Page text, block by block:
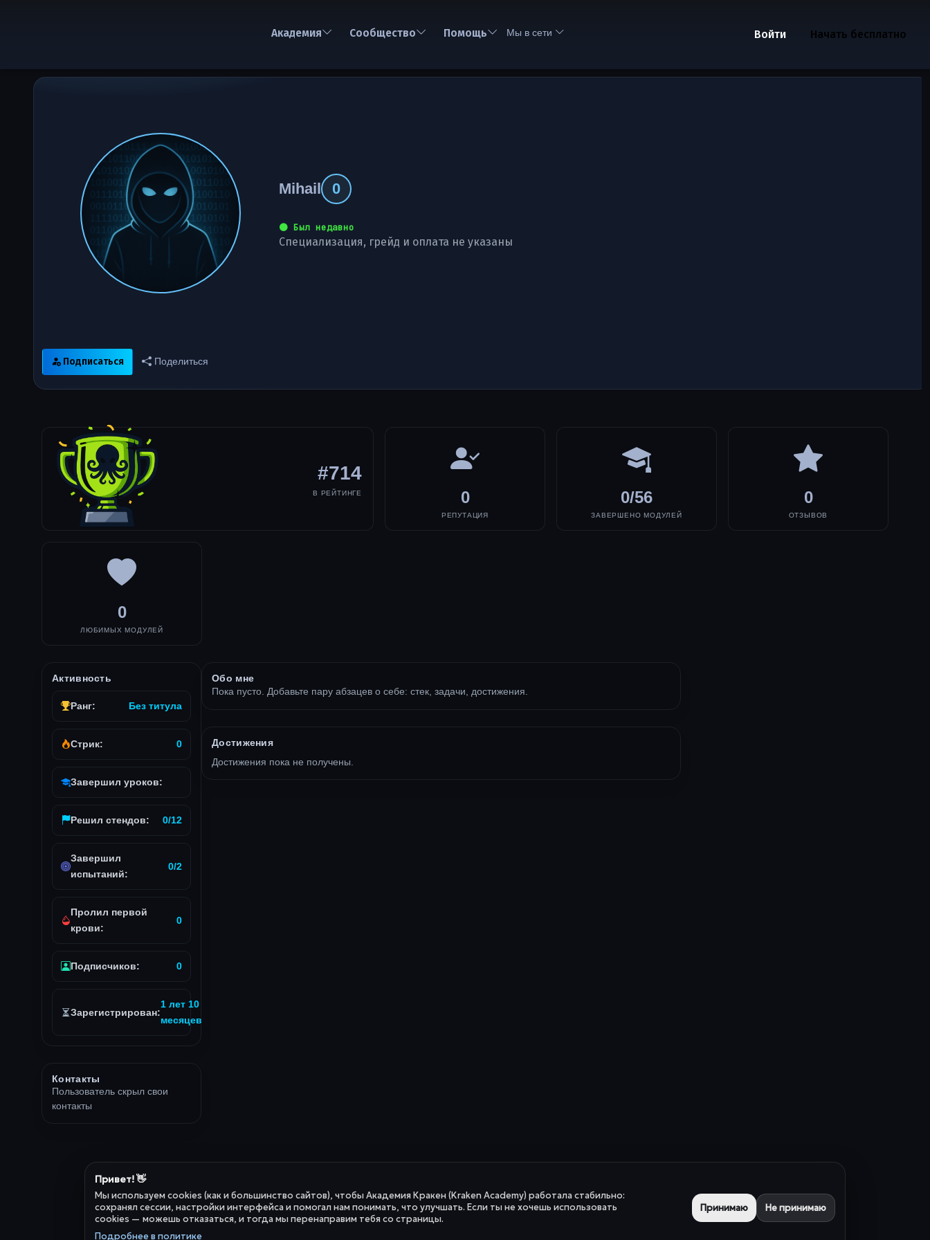
Академия Сообщество Помощь Мы в сети Войти Начать бесплатно
Привет! 👋
Мы используем cookies (как и большинство сайтов), чтобы Академия Кракен (Kraken Academy) работала стабильно:
сохранял сессии, настройки интерфейса и помогал нам понимать, что улучшать. Если ты не хочешь использовать
cookies — можешь отказаться, и тогда мы перенаправим тебя со страницы.
Подробнее в политике
Принимаю Не принимаю
Mihail 0
⚫ Был недавно
Специализация, грейд и оплата не указаны
Подписаться Поделиться
#714
В РЕЙТИНГЕ 0
РЕПУТАЦИЯ
0/56
ЗАВЕРШЕНО МОДУЛЕЙ
0
ОТЗЫВОВ
0
ЛЮБИМЫХ МОДУЛЕЙ
Активность
Ранг: Без титула
Стрик: 0
Завершил уроков:
Решил стендов: 0/12
Завершил
испытаний:
0/2
Пролил первой
крови:
0
Подписчиков: 0
Зарегистрирован:
1 лет 10
месяцев
Контакты
Пользователь скрыл свои
контакты
Обо мне
Пока пусто. Добавьте пару абзацев о себе: стек, задачи, достижения.
Достижения
Достижения пока не получены.